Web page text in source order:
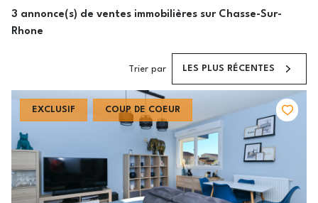
3 annonce(s) de ventes immobilières sur Chasse-Sur-
Rhone
Trier par LES PLUS RÉCENTES
EXCLUSIF COUP DE COEUR